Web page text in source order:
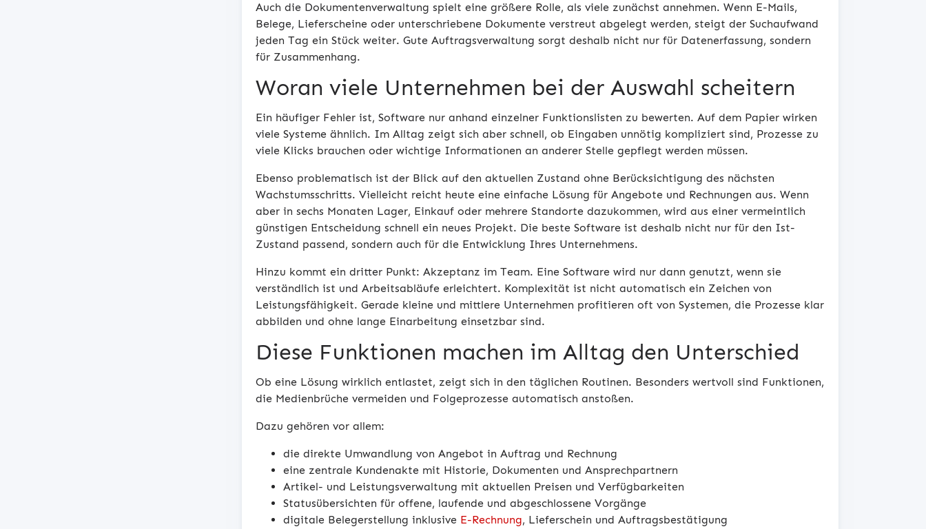
Auch die Dokumentenverwaltung spielt eine größere Rolle, als viele zunächst annehmen. Wenn E-Mails,
Belege, Lieferscheine oder unterschriebene Dokumente verstreut abgelegt werden, steigt der Suchaufwand
jeden Tag ein Stück weiter. Gute Auftragsverwaltung sorgt deshalb nicht nur für Datenerfassung, sondern
für Zusammenhang.
Woran viele Unternehmen bei der Auswahl scheitern
Ein häufiger Fehler ist, Software nur anhand einzelner Funktionslisten zu bewerten. Auf dem Papier wirken
viele Systeme ähnlich. Im Alltag zeigt sich aber schnell, ob Eingaben unnötig kompliziert sind, Prozesse zu
viele Klicks brauchen oder wichtige Informationen an anderer Stelle gepflegt werden müssen.
Ebenso problematisch ist der Blick auf den aktuellen Zustand ohne Berücksichtigung des nächsten
Wachstumsschritts. Vielleicht reicht heute eine einfache Lösung für Angebote und Rechnungen aus. Wenn
aber in sechs Monaten Lager, Einkauf oder mehrere Standorte dazukommen, wird aus einer vermeintlich
günstigen Entscheidung schnell ein neues Projekt. Die beste Software ist deshalb nicht nur für den Ist-
Zustand passend, sondern auch für die Entwicklung Ihres Unternehmens.
Hinzu kommt ein dritter Punkt: Akzeptanz im Team. Eine Software wird nur dann genutzt, wenn sie
verständlich ist und Arbeitsabläufe erleichtert. Komplexität ist nicht automatisch ein Zeichen von
Leistungsfähigkeit. Gerade kleine und mittlere Unternehmen profitieren oft von Systemen, die Prozesse klar
abbilden und ohne lange Einarbeitung einsetzbar sind.
Diese Funktionen machen im Alltag den Unterschied
Ob eine Lösung wirklich entlastet, zeigt sich in den täglichen Routinen. Besonders wertvoll sind Funktionen,
die Medienbrüche vermeiden und Folgeprozesse automatisch anstoßen.
Dazu gehören vor allem:
die direkte Umwandlung von Angebot in Auftrag und Rechnung
eine zentrale Kundenakte mit Historie, Dokumenten und Ansprechpartnern
Artikel- und Leistungsverwaltung mit aktuellen Preisen und Verfügbarkeiten
Statusübersichten für offene, laufende und abgeschlossene Vorgänge
digitale Belegerstellung inklusive E-Rechnung, Lieferschein und Auftragsbestätigung